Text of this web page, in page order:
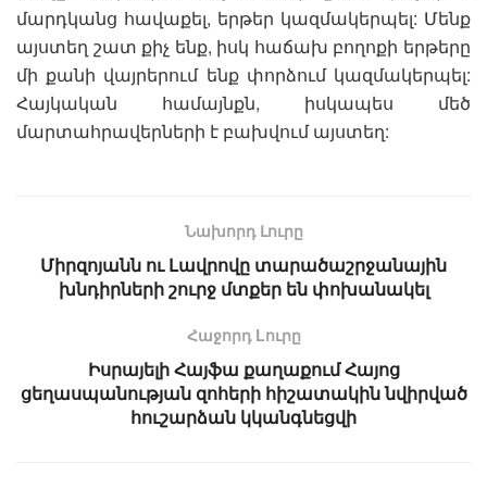
մարդկանց հավաքել, երթեր կազմակերպել: Մենք
այստեղ շատ քիչ ենք, իսկ հաճախ բողոքի երթերը
մի քանի վայրերում ենք փորձում կազմակերպել:
Հայկական համայնքն, իսկապես մեծ
մարտահրավերների է բախվում այստեղ:
Նախորդ Լուրը
Միրզոյանն ու Լավրովը տարածաշրջանային
խնդիրների շուրջ մտքեր են փոխանակել
Հաջորդ Lուրը
Իսրայելի Հայֆա քաղաքում Հայոց
ցեղասպանության զոհերի հիշատակին նվիրված
հուշարձան կկանգնեցվի